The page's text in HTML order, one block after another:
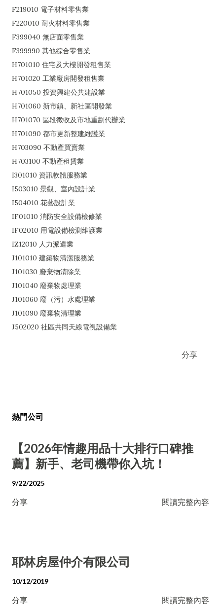
F219010 電子材料零售業
F220010 耐火材料零售業
F399040 無店面零售業
F399990 其他綜合零售業
H701010 住宅及大樓開發租售業
H701020 工業廠房開發租售業
H701050 投資興建公共建設業
H701060 新市鎮、新社區開發業
H701070 區段徵收及市地重劃代辦業
H701090 都市更新整建維護業
H703090 不動產買賣業
H703100 不動產租賃業
I301010 資訊軟體服務業
I503010 景觀、室內設計業
I504010 花藝設計業
IF01010 消防安全設備檢修業
IF02010 用電設備檢測維護業
IZ12010 人力派遣業
J101010 建築物清潔服務業
J101030 廢棄物清除業
J101040 廢棄物處理業
J101060 廢（污）水處理業
J101090 廢棄物清理業
J502020 社區共同天線電視設備業
分享
熱門公司
【2026年情趣用品十大排行口碑推
薦】新手、老司機帶你入坑！
9/22/2025
分享 閱讀完整內容
耶林房屋仲介有限公司
10/12/2019
分享 閱讀完整內容